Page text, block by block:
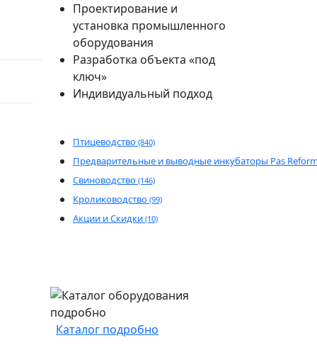
Проектирование и
установка промышленного
оборудования
Разработка объекта «под
ключ»
Индивидуальный подход
Птицеводство (840)
Предварительные и выводные инкубаторы Pas
Свиноводство (146)
Кролиководство (99)
Акции и Скидки (10)
Каталог подробно